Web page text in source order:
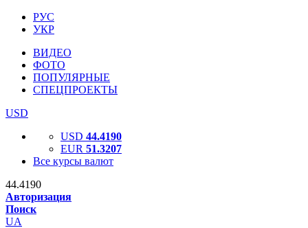
РУС
УКР
ВИДЕО
ФОТО
ПОПУЛЯРНЫЕ
СПЕЦПРОЕКТЫ
USD
USD 44.4190
EUR 51.3207
Все курсы валют
44.4190
Авторизация
Поиск
UA